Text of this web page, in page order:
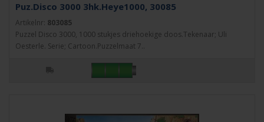
Puz.Disco 3000 3hk.Heye1000, 30085
Artikelnr: 803085
Puzzel Disco 3000, 1000 stukjes driehoekige doos.Tekenaar; Uli
Oesterle. Serie; Cartoon.Puzzelmaat 7..